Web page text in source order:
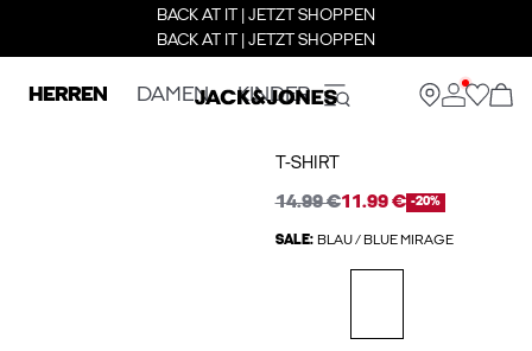
BACK AT IT | JETZT SHOPPEN
BACK AT IT | JETZT SHOPPEN
HERREN DAMEN KINDER
T-SHIRT
14.99 €11.99 € -20%
SALE: BLAU / BLUE MIRAGE